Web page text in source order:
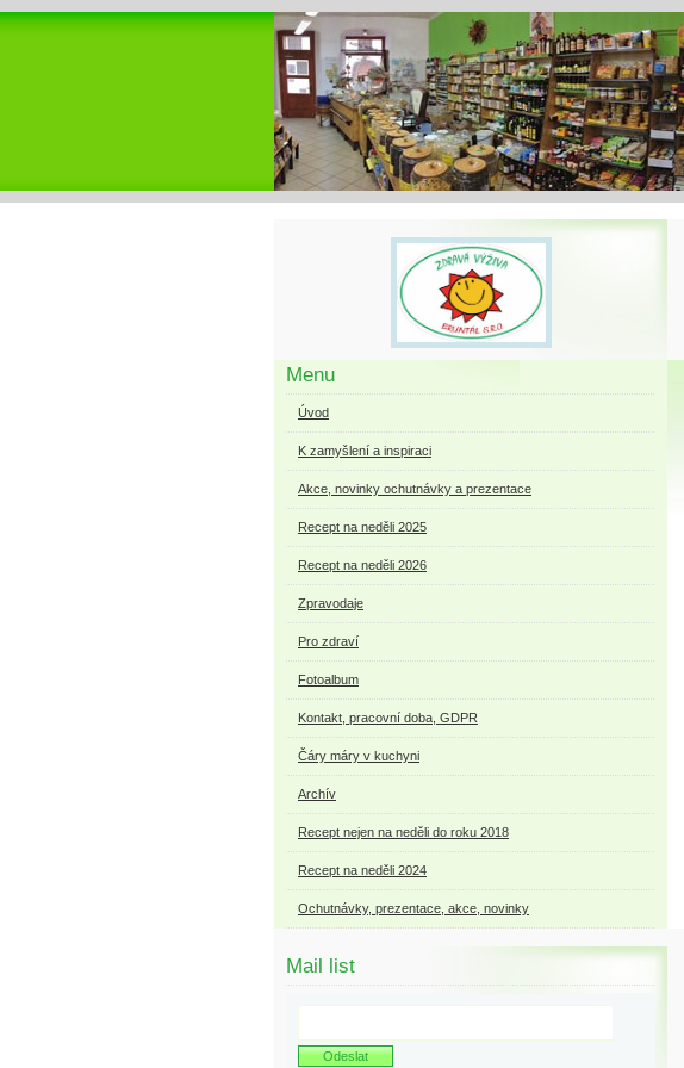
Menu
Úvod
K zamyšlení a inspiraci
Akce, novinky ochutnávky a prezentace
Recept na neděli 2025
Recept na neděli 2026
Zpravodaje
Pro zdraví
Fotoalbum
Kontakt, pracovní doba, GDPR
Čáry máry v kuchyni
Archív
Recept nejen na neděli do roku 2018
Recept na neděli 2024
Ochutnávky, prezentace, akce, novinky
Mail list